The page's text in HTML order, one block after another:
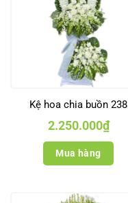
Kệ hoa chia buồn 238
2.250.000₫
Mua hàng